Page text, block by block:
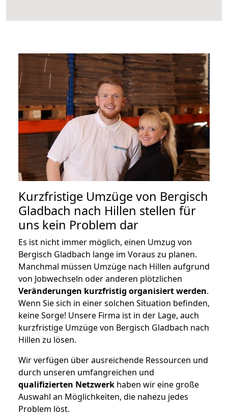
Kurzfristige Umzüge von Bergisch
Gladbach nach Hillen stellen für
uns kein Problem dar
Es ist nicht immer möglich, einen Umzug von
Bergisch Gladbach lange im Voraus zu planen.
Manchmal müssen Umzüge nach Hillen aufgrund
von Jobwechseln oder anderen plötzlichen
Veränderungen kurzfristig organisiert werden.
Wenn Sie sich in einer solchen Situation befinden,
keine Sorge! Unsere Firma ist in der Lage, auch
kurzfristige Umzüge von Bergisch Gladbach nach
Hillen zu lösen.
Wir verfügen über ausreichende Ressourcen und
durch unseren umfangreichen und
qualifizierten Netzwerk haben wir eine große
Auswahl an Möglichkeiten, die nahezu jedes
Problem löst.